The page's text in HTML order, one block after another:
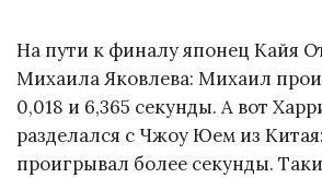
На пути к финалу японец Кайя
Михаила Яковлева: Михаил
0,018 и 6,365 секунды. А вот
разделался с Чжоу Юем из
проигрывал более секунды.